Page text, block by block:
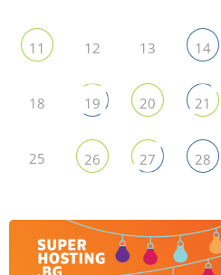
11 12 13 14
18 19 20 21
25 26 27 28